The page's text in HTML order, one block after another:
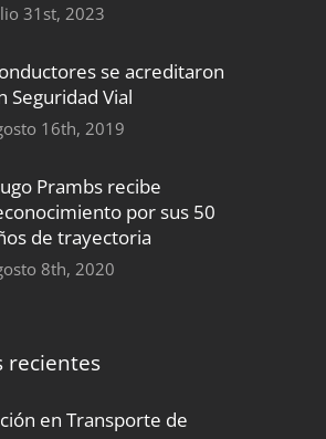
31st, 2023
se acreditaron
Seguridad Vial
16th, 2019
Prambs recibe
por sus 50
de trayectoria
8th, 2020
recientes
en Transporte de